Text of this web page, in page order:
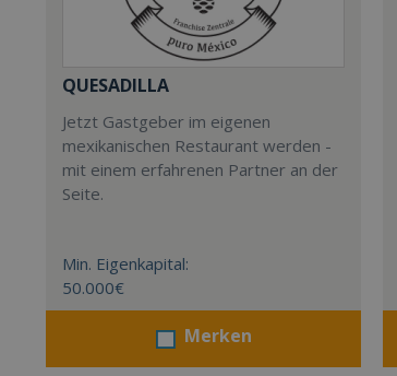
QUESADILLA
Jetzt Gastgeber im eigenen
mexikanischen Restaurant werden -
mit einem erfahrenen Partner an der
Seite.
Min. Eigenkapital:
50.000€
Merken